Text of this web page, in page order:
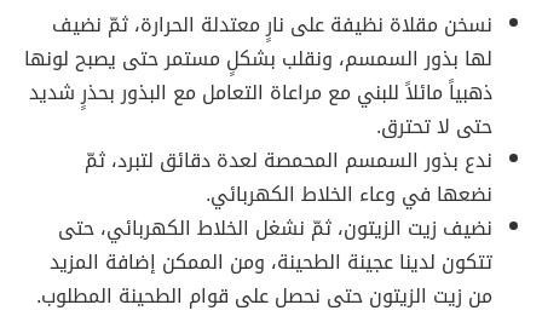
نسخن مقلاة نظيفة على نارٍ معتدلة الحرارة، ثمّ نضيف
لها بذور السمسم، ونقلب بشكلٍ مستمر حتى يصبح لونها
ذهبياً مائلاً للبني مع مراعاة التعامل مع البذور بحذرٍ شديد
حتى لا تحترق.
ندع بذور السمسم المحمصة لعدة دقائق لتبرد، ثمّ
نضعها في وعاء الخلاط الكهربائي.
نضيف زيت الزيتون، ثمّ نشغل الخلاط الكهربائي، حتى
تتكون لدينا عجينة الطحينة، ومن الممكن إضافة المزيد
من زيت الزيتون حتى نحصل على قوام الطحينة المطلوب.